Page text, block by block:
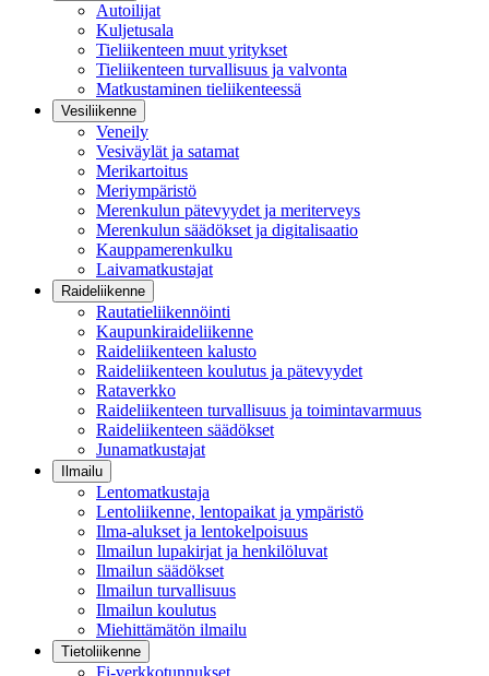
Autoilijat
Kuljetusala
Tieliikenteen muut yritykset
Tieliikenteen turvallisuus ja valvonta
Matkustaminen tieliikenteessä
Vesiliikenne
Veneily
Vesiväylät ja satamat
Merikartoitus
Meriympäristö
Merenkulun pätevyydet ja meriterveys
Merenkulun säädökset ja digitalisaatio
Kauppamerenkulku
Laivamatkustajat
Raideliikenne
Rautatieliikennöinti
Kaupunkiraideliikenne
Raideliikenteen kalusto
Raideliikenteen koulutus ja pätevyydet
Rataverkko
Raideliikenteen turvallisuus ja toimintavarmuus
Raideliikenteen säädökset
Junamatkustajat
Ilmailu
Lentomatkustaja
Lentoliikenne, lentopaikat ja ympäristö
Ilma-alukset ja lentokelpoisuus
Ilmailun lupakirjat ja henkilöluvat
Ilmailun säädökset
Ilmailun turvallisuus
Ilmailun koulutus
Miehittämätön ilmailu
Tietoliikenne
Fi-verkkotunnukset